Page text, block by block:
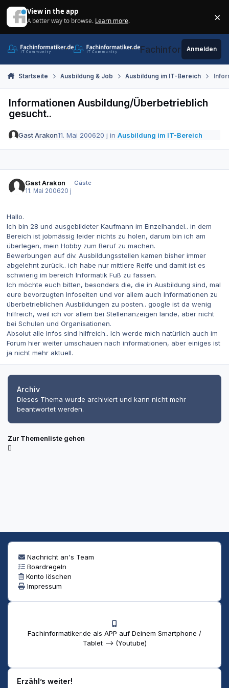
View in the app
A better way to browse. Learn more. ×
Fachinformatiker.de
Anmelden
Startseite Ausbildung & Job Ausbildung im IT-Bereich
Informationen Ausbildung/Überbetrieblich
gesucht..
Gast Arakon11. Mai 200620 j inAusbildung im IT-Bereich
Gast Arakon
Gäste
11. Mai 200620 j
Hallo.
Ich bin 28 und ausgebildeter Kaufmann im Einzelhandel.. in dem
Bereich ist jobmässig leider nichts zu holen, darum bin ich am
überlegen, mein Hobby zum Beruf zu machen.
Bewerbungen auf div. Ausbildungsstellen kamen bisher immer
abgelehnt zurück.. ich habe nur mittlere Reife und damit ist es
schwierig im bereich Informatik Fuß zu fassen.
Ich möchte euch bitten, besonders die, die in Ausbildung sind, mal
eure bevorzugten Infoseiten und vor allem auch Informationen zu
überbetrieblichen Ausbildungen zu posten.. google ist da wenig
hilfreich, weil ich vor allem bei Stellenanzeigen lande, aber nicht
bei Schulen und Organisationen.
Absolut alle Infos sind hilfreich.. Ich werde mich natürlich auch im
Forum hier weiter umschauen nach informationen, aber einiges ist
ja nicht mehr aktuell.
Archiv
Dieses Thema wurde archiviert und kann nicht mehr
beantwortet werden.
Zur Themenliste gehen
Nachricht an's Team
Boardregeln
Konto löschen
Impressum
Fachinformatiker.de als APP auf Deinem Smartphone /
Tablet --> (Youtube)
Erzähl’s weiter!